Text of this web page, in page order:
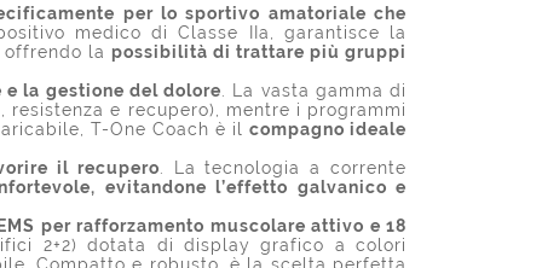
per lo sportivo amatoriale che
medico di Classe IIa, garantisce la
la possibilità di trattare più gruppi
la gestione del dolore . La vasta gamma di
e recupero), mentre i programmi
T-One Coach è il compagno ideale
il recupero . La tecnologia a corrente
evitandone l’effetto galvanico e
per rafforzamento muscolare attivo e 18
2+2) dotata di display grafico a colori